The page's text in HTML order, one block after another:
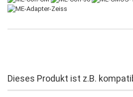
Dieses Produkt ist z.B.